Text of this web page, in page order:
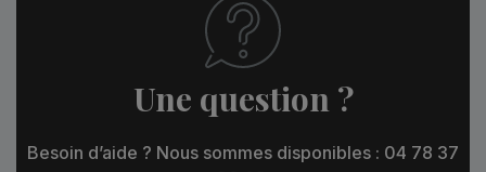
Une question ?
Besoin d’aide ? Nous sommes disponibles : 04 78 37